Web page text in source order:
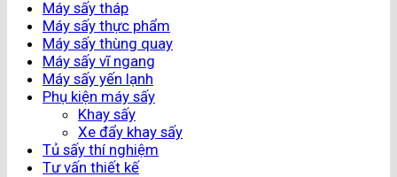
Máy sấy tháp
Máy sấy thực phẩm
Máy sấy thùng quay
Máy sấy vĩ ngang
Máy sấy yến lạnh
Phụ kiện máy sấy
Khay sấy
Xe đẩy khay sấy
Tủ sấy thí nghiệm
Tư vấn thiết kế